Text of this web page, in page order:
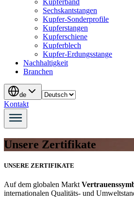
Kupferband
Sechskantstangen
Kupfer-Sonderprofile
Kupferstangen
Kupferschiene
Kupferblech
Kupfer-Erdungsstange
Nachhaltigkeit
Branchen
de
Kontakt
Unsere Zertifikate
UNSERE ZERTIFIKATE
Auf dem globalen Markt
internationalen Qualitäts- und